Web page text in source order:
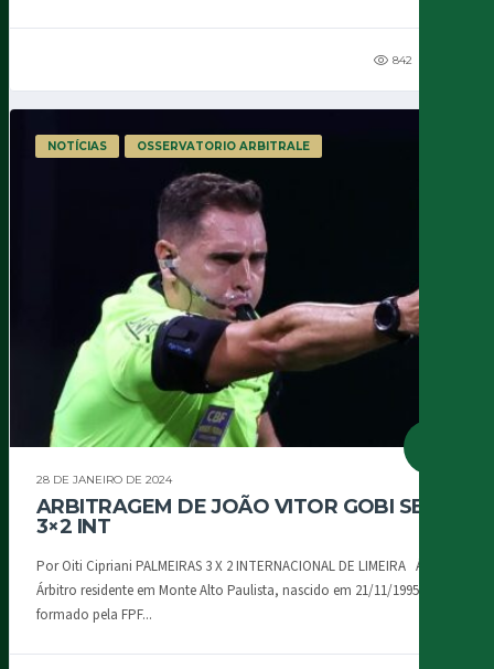
842
NOTÍCIAS OSSERVATORIO ARBITRALE
28 DE JANEIRO DE 2024
ARBITRAGEM DE JOÃO VITOR GOBI SEP
3×2 INT
Por Oiti Cipriani PALMEIRAS 3 X 2 INTERNACIONAL DE LIMEIRA Árbitro
Árbitro residente em Monte Alto Paulista, nascido em 21/11/1995,
formado pela FPF...